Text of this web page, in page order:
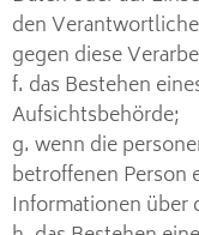
den
gegen diese
f. das Bestehen
Aufsichtsbehörde;
g. wenn die
betroffenen Person
Informationen über